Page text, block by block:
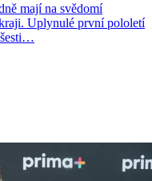
mají na svědomí
Uplynulé první pololetí